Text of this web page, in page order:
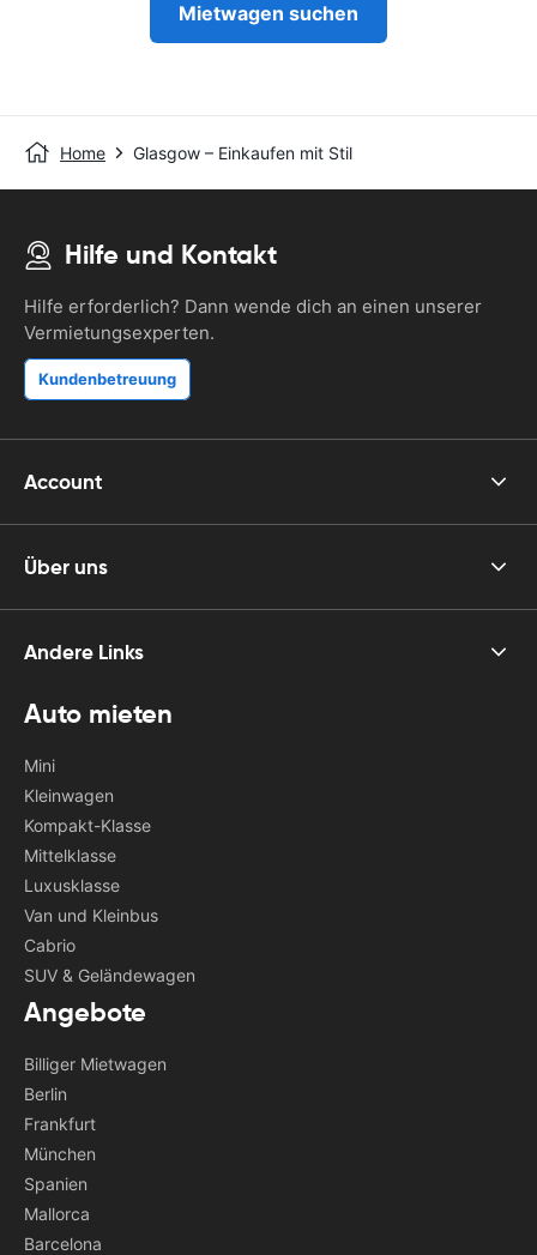
Mietwagen suchen
Home Glasgow – Einkaufen mit Stil
Hilfe und Kontakt
Hilfe erforderlich? Dann wende dich an einen unserer
Vermietungsexperten.
Kundenbetreuung
Account
Über uns
Andere Links
Auto mieten
Mini
Kleinwagen
Kompakt-Klasse
Mittelklasse
Luxusklasse
Van und Kleinbus
Cabrio
SUV & Geländewagen
Angebote
Billiger Mietwagen
Berlin
Frankfurt
München
Spanien
Mallorca
Barcelona